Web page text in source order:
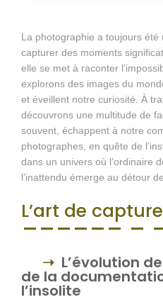
La photographie a toujours été
capturer des moments
elle se met à raconter
explorons des images du
et éveillent notre curiosité. À
découvrons une multitude de
souvent, échappent à notre
photographes, en quête de
dans un univers où l’ordinaire
l’inattendu émerge au détour
L’art de
L’évolution
de la
l’insolite